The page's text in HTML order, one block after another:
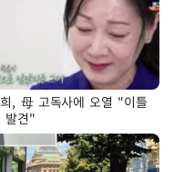
, 母 고독사에 오열 "이틀
발견"